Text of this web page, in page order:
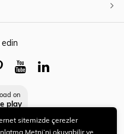
on
play
sitemizde çerezler
Metni’ni okuyabilir ve